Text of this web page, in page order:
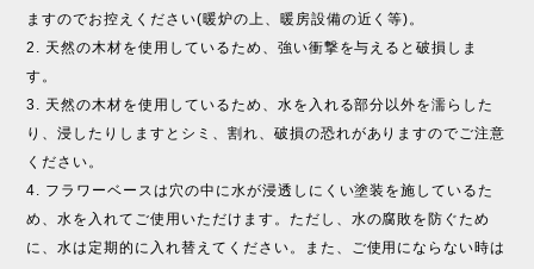
ますのでお控えください(暖炉の上、暖房設備の近く等)。
2. 天然の木材を使用しているため、強い衝撃を与えると破損しま
す。
3. 天然の木材を使用しているため、水を入れる部分以外を濡らした
り、浸したりしますとシミ、割れ、破損の恐れがありますのでご注意
ください。
4. フラワーベースは穴の中に水が浸透しにくい塗装を施しているた
め、水を入れてご使用いただけます。ただし、水の腐敗を防ぐため
に、水は定期的に入れ替えてください。また、ご使用にならない時は